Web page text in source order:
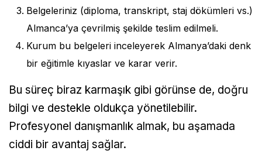
Belgeleriniz (diploma, transkript, staj dökümleri vs.)
Almanca’ya çevrilmiş şekilde teslim edilmeli.
Kurum bu belgeleri inceleyerek Almanya’daki denk
bir eğitimle kıyaslar ve karar verir.
Bu süreç biraz karmaşık gibi görünse de, doğru
bilgi ve destekle oldukça yönetilebilir.
Profesyonel danışmanlık almak, bu aşamada
ciddi bir avantaj sağlar.